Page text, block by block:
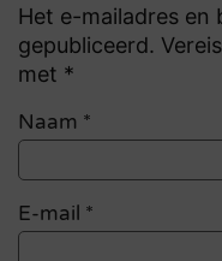
Het e-mailadres en
gepubliceerd.
met *
Naam *
E-mail *